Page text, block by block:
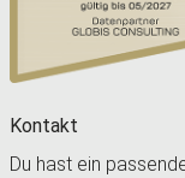
Kontakt
Du hast ein